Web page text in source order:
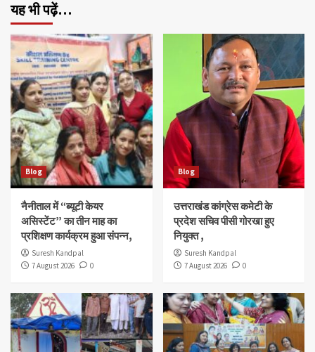
यह भी पढ़ें…
Blog
नैनीताल में “ब्यूटी केयर
असिस्टेंट” का तीन माह का
प्रशिक्षण कार्यक्रम हुआ संपन्न,
Suresh Kandpal
7 August 2026
0
Blog
उत्तराखंड कांग्रेस कमेटी के
प्रदेश सचिव पीसी गोरखा हुए
नियुक्त ,
Suresh Kandpal
7 August 2026
0